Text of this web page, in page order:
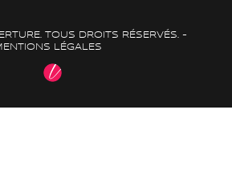
TOUS DROITS RÉSERVÉS. -
LÉGALES